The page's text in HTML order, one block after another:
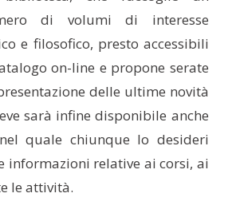
di volumi di interesse
e filosofico, presto accessibili
on-line e propone serate
delle ultime novità
sarà infine disponibile anche
quale chiunque lo desideri
informazioni relative ai corsi, ai
le attività.